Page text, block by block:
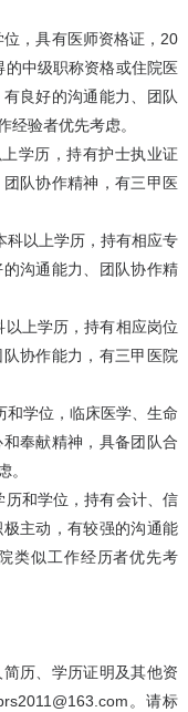
，具有医师资格证，20
中级职称资格或住院医
良好的沟通能力、团队
经验者优先考虑。
学历，持有护士执业证
队协作精神，有三甲医
以上学历，持有相应专
沟通能力、团队协作精
上学历，持有相应岗位
协作能力，有三甲医院
学位，临床医学、生命
奉献精神，具备团队合
。
和学位，持有会计、信
主动，有较强的沟通能
类似工作经历者优先考
历、学历证明及其他资
。请标